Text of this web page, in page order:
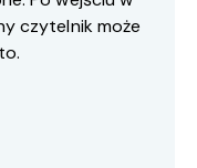
czytelnik może